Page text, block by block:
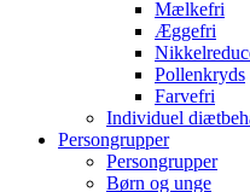
Mælkefri
Æggefri
Pollenkryds
Farvefri
Individuel
Persongrupper
Persongrupper
Børn og unge